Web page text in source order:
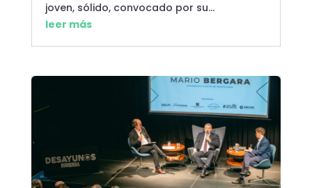
joven, sólido, convocado por su...
leer más